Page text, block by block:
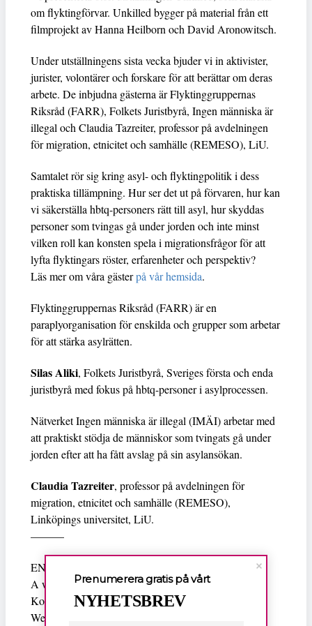
om flyktingförvar. Unkilled bygger på material från ett
filmprojekt av Hanna Heilborn och David Aronowitsch.
Under utställningens sista vecka bjuder vi in aktivister,
jurister, volontärer och forskare för att berättar om deras
arbete. De inbjudna gästerna är Flyktinggruppernas
Riksråd (FARR), Folkets Juristbyrå, Ingen människa är
illegal och Claudia Tazreiter, professor på avdelningen
för migration, etnicitet och samhälle (REMESO), LiU.
Samtalet rör sig kring asyl- och flyktingpolitik i dess
praktiska tillämpning. Hur ser det ut på förvaren, hur kan
vi säkerställa hbtq-personers rätt till asyl, hur skyddas
personer som tvingas gå under jorden och inte minst
vilken roll kan konsten spela i migrationsfrågor för att
lyfta flyktingars röster, erfarenheter och perspektiv?
Läs mer om våra gästerpå vår hemsida.
Flyktinggruppernas Riksråd (FARR) är en
paraplyorganisation för enskilda och grupper som arbetar
för att stärka asylrätten.
Silas Aliki, Folkets Juristbyrå, Sveriges första och enda
juristbyrå med fokus på hbtq-personer i asylprocessen.
Nätverket Ingen människa är illegal (IMÄI) arbetar med
att praktiskt stödja de människor som tvingats gå under
jorden efter att ha fått avslag på sin asylansökan.
Claudia Tazreiter, professor på avdelningen för
migration, etnicitet och samhälle (REMESO),
Linköpings universitet, LiU.
———
ENG
A warm welcome on March 3 at 18:00-20:00 at
Konsthall C!
We proudly present the exhibition Unkilled, which is
Prenumerera gratis på vårt
NYHETSBREV